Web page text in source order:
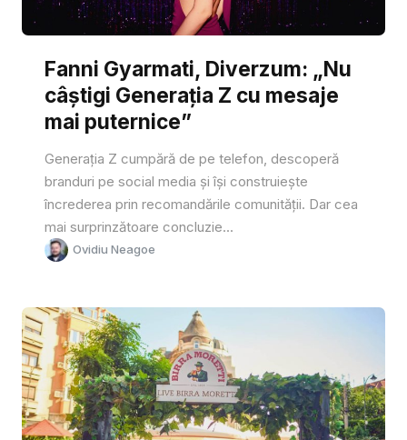
Fanni Gyarmati, Diverzum: „Nu
câștigi Generația Z cu mesaje
mai puternice”
Generația Z cumpără de pe telefon, descoperă
branduri pe social media și își construiește
încrederea prin recomandările comunității. Dar cea
mai surprinzătoare concluzie...
Ovidiu Neagoe